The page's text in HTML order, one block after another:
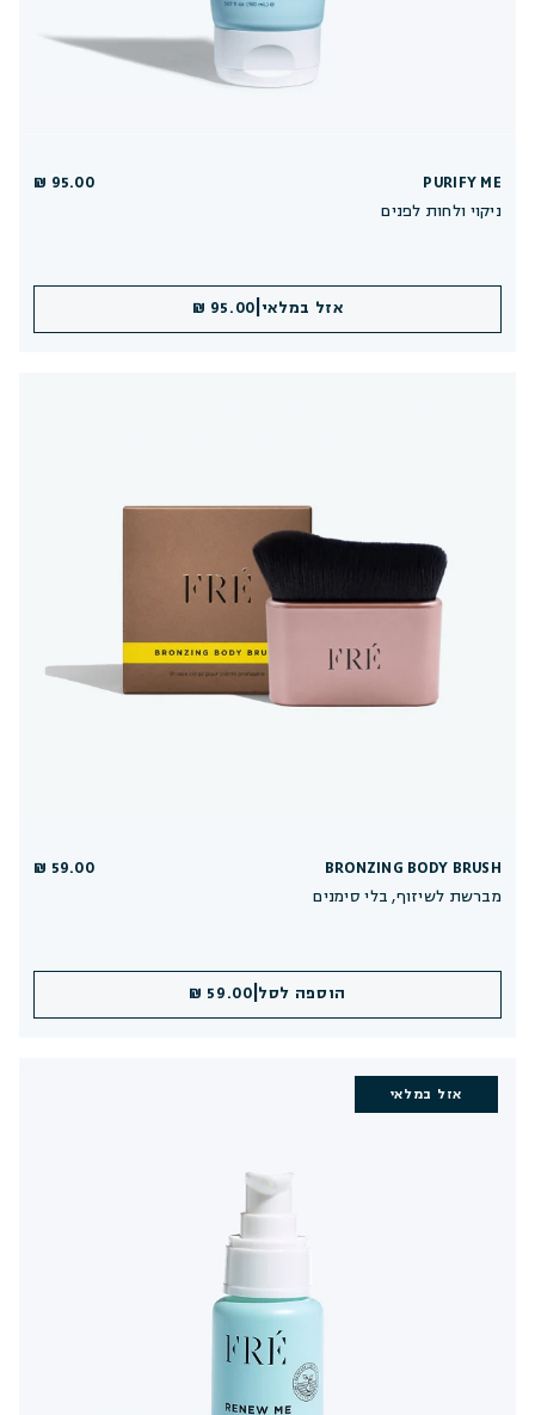
PURIFY ME
ניקוי ולחות לפנים
95.00 ₪
אזל במלאי 95.00 ₪
BRONZING BODY BRUSH
מברשת לשיזוף, בלי סימנים
59.00 ₪
הוספה לסל 59.00 ₪
אזל במלאי